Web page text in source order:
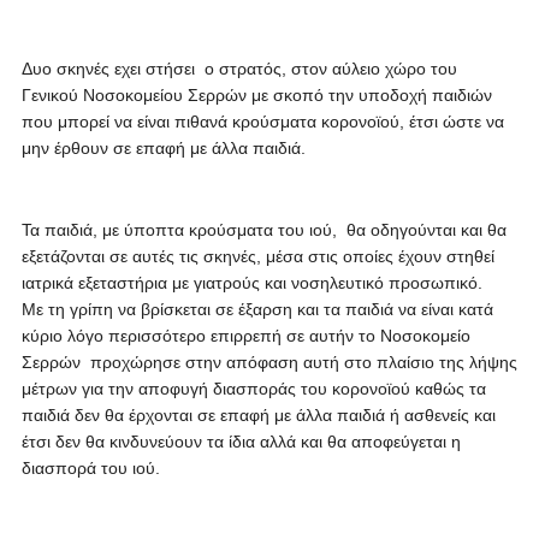
Δυο σκηνές εχει στήσει ο στρατός, στον αύλειο χώρο του
Γενικού Νοσοκομείου Σερρών με σκοπό την υποδοχή παιδιών
που μπορεί να είναι πιθανά κρούσματα κορονοϊού, έτσι ώστε να
μην έρθουν σε επαφή με άλλα παιδιά.
Τα παιδιά, με ύποπτα κρούσματα του ιού, θα οδηγούνται και θα
εξετάζονται σε αυτές τις σκηνές, μέσα στις οποίες έχουν στηθεί
ιατρικά εξεταστήρια με γιατρούς και νοσηλευτικό προσωπικό.
Με τη γρίπη να βρίσκεται σε έξαρση και τα παιδιά να είναι κατά
κύριο λόγο περισσότερο επιρρεπή σε αυτήν το Νοσοκομείο
Σερρών προχώρησε στην απόφαση αυτή στο πλαίσιο της λήψης
μέτρων για την αποφυγή διασποράς του κορονοϊού καθώς τα
παιδιά δεν θα έρχονται σε επαφή με άλλα παιδιά ή ασθενείς και
έτσι δεν θα κινδυνεύουν τα ίδια αλλά και θα αποφεύγεται η
διασπορά του ιού.